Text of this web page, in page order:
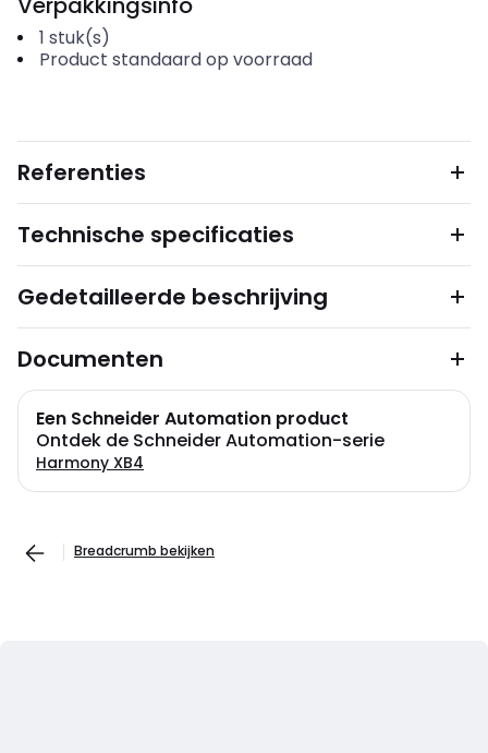
1 stuk(s)
Product standaard op voorraad
Referenties
Technische specificaties
Gedetailleerde beschrijving
Documenten
Een Schneider Automation product
Ontdek de Schneider Automation-serie
Harmony XB4
Breadcrumb bekijken